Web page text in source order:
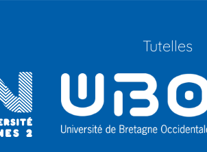
Tutelles